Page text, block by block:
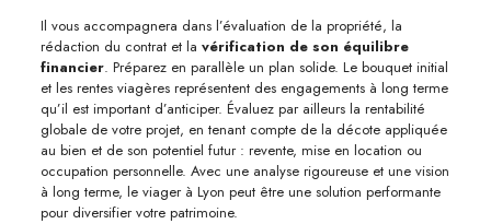
Il vous accompagnera dans l’évaluation de la propriété, la
rédaction du contrat et la vérification de son équilibre
financier. Préparez en parallèle un plan solide. Le bouquet initial
et les rentes viagères représentent des engagements à long terme
qu’il est important d’anticiper. Évaluez par ailleurs la rentabilité
globale de votre projet, en tenant compte de la décote appliquée
au bien et de son potentiel futur : revente, mise en location ou
occupation personnelle. Avec une analyse rigoureuse et une vision
à long terme, le viager à Lyon peut être une solution performante
pour diversifier votre patrimoine.